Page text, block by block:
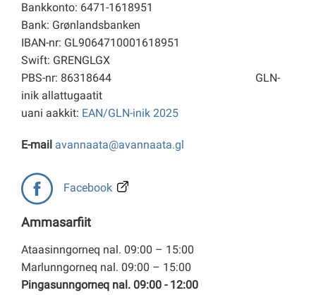
Bankkonto: 6471-1618951
Bank: Grønlandsbanken
IBAN-nr: GL9064710001618951
Swift: GRENGLGX
PBS-nr: 86318644 GLN-
inik allattugaatit
uani aakkit: EAN/GLN-inik 2025
E-mail avannaata@avannaata.gl
Facebook
Ammasarfiit
Ataasinngorneq nal. 09:00 – 15:00
Marlunngorneq nal. 09:00 – 15:00
Pingasunngorneq nal. 09:00 - 12:00